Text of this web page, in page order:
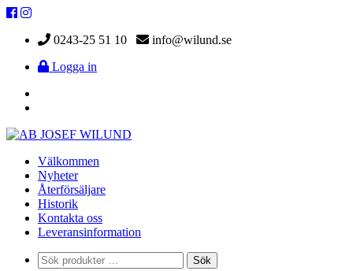
0243-25 51 10
info@wilund.se
Logga in
Välkommen
Nyheter
Återförsäljare
Historik
Kontakta oss
Leveransinformation
Sök
Sök